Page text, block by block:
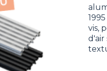
vis,
d'air